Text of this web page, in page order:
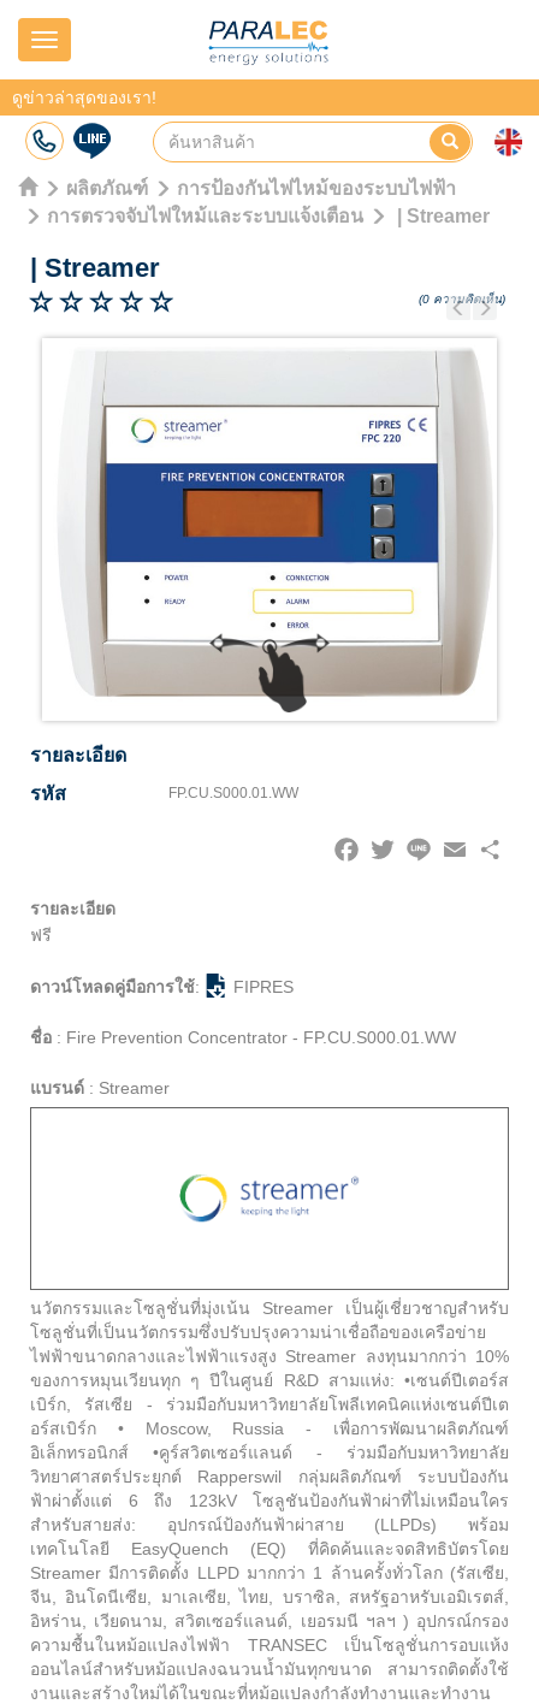
Navigation
ดูข่าวล่าสุดของเรา!
ผลิตภัณฑ์
การป้องกันไฟไหม้ของระบบไฟฟ้า
การตรวจจับไฟใหม้และระบบแจ้งเตือน
| Streamer
| Streamer
(0 ความคิดเห็น)
Previous
Next
รายละเอียด
รหัส
FP.CU.S000.01.WW
รายละเอียด
ฟรี
ดาวน์โหลดคู่มือการใช้: FIPRES
ชื่อ : Fire Prevention Concentrator - FP.CU.S000.01.WW
แบรนด์ : Streamer
นวัตกรรมและโซลูชั่นที่มุ่งเน้น Streamer เป็นผู้เชี่ยวชาญสำหรับ
โซลูชั่นที่เป็นนวัตกรรมซึ่งปรับปรุงความน่าเชื่อถือของเครือข่าย
ไฟฟ้าขนาดกลางและไฟฟ้าแรงสูง Streamer ลงทุนมากกว่า 10%
ของการหมุนเวียนทุก ๆ ปีในศูนย์ R&D สามแห่ง: •เซนต์ปีเตอร์ส
เบิร์ก, รัสเซีย - ร่วมมือกับมหาวิทยาลัยโพลีเทคนิคแห่งเซนต์ปีเต
อร์สเบิร์ก • Moscow, Russia - เพื่อการพัฒนาผลิตภัณฑ์
อิเล็กทรอนิกส์ •คูร์สวิตเซอร์แลนด์ - ร่วมมือกับมหาวิทยาลัย
วิทยาศาสตร์ประยุกต์ Rapperswil กลุ่มผลิตภัณฑ์ ระบบป้องกัน
ฟ้าผ่าตั้งแต่ 6 ถึง 123kV โซลูชันป้องกันฟ้าผ่าที่ไม่เหมือนใคร
สำหรับสายส่ง: อุปกรณ์ป้องกันฟ้าผ่าสาย (LLPDs) พร้อม
เทคโนโลยี EasyQuench (EQ) ที่คิดค้นและจดสิทธิบัตรโดย
Streamer มีการติดตั้ง LLPD มากกว่า 1 ล้านครั้งทั่วโลก (รัสเซีย,
จีน, อินโดนีเซีย, มาเลเซีย, ไทย, บราซิล, สหรัฐอาหรับเอมิเรตส์,
อิหร่าน, เวียดนาม, สวิตเซอร์แลนด์, เยอรมนี ฯลฯ ) อุปกรณ์กรอง
ความชื้นในหม้อแปลงไฟฟ้า TRANSEC เป็นโซลูชั่นการอบแห้ง
ออนไลน์สำหรับหม้อแปลงฉนวนน้ำมันทุกขนาด สามารถติดตั้งใช้
งานและสร้างใหม่ได้ในขณะที่หม้อแปลงกำลังทำงานและทำงาน